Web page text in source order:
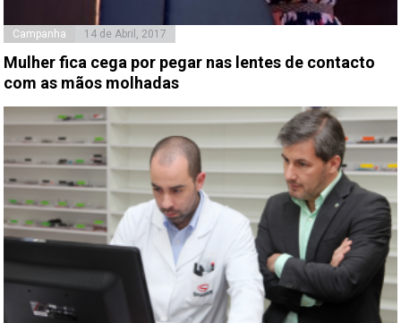
Campanha 14 de Abril, 2017
Mulher fica cega por pegar nas lentes de contacto
com as mãos molhadas